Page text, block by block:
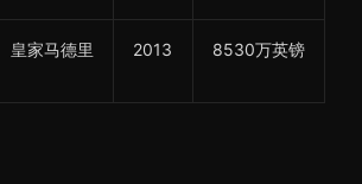
皇家马德里 2013 8530万英镑